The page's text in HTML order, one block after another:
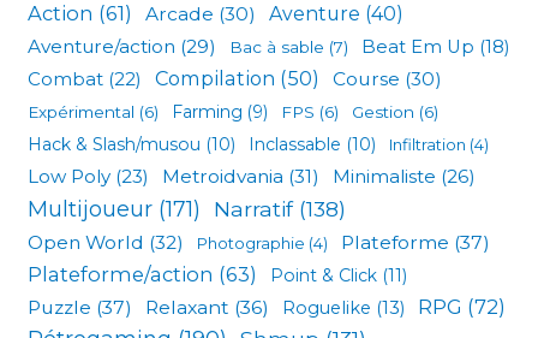
Action (61) Arcade (30) Aventure (40)
Aventure/action (29) Bac à sable (7) Beat Em Up (18)
Combat (22) Compilation (50) Course (30)
Expérimental (6) Farming (9) FPS (6) Gestion (6)
Hack & Slash/musou (10) Inclassable (10) Infiltration (4)
Low Poly (23) Metroidvania (31) Minimaliste (26)
Multijoueur (171) Narratif(138)
Open World (32) Photographie (4) Plateforme (37)
Plateforme/action (63) Point & Click (11)
Puzzle (37) Relaxant (36) Roguelike (13) RPG (72)